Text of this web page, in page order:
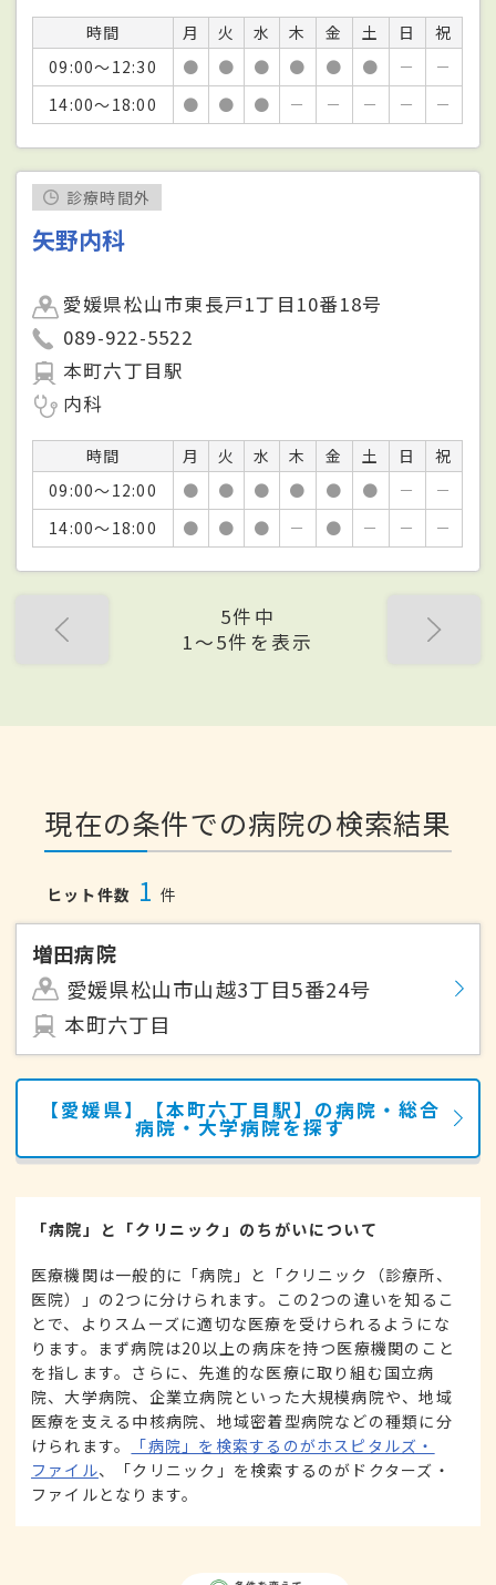
時間 月 火 水 木 金 土 日
祝
09:00～12:30
● ● ● ● ● ● －
－
14:00～18:00
● ● ● － － － － －
診療時間外
矢野内科
愛媛県松山市東長戸1丁目10番18号
089-922-5522
本町六丁目駅
内科
時間 月 火 水 木 金 土 日
祝
09:00～12:00
● ● ● ● ● ● －
－
14:00～18:00
● ● ● － ● － － －
5件中
1〜5件を表示
現在の条件での病院の検索結果
ヒット件数 1 件
増田病院
愛媛県松山市山越3丁目5番24号
本町六丁目
【愛媛県】【本町六丁目駅】の病院・総合
病院・大学病院を探す
「病院」と「クリニック」のちがいについて
医療機関は一般的に「病院」と「クリニック（診療所、
医院）」の2つに分けられます。この2つの違いを知るこ
とで、よりスムーズに適切な医療を受けられるようにな
ります。まず病院は20以上の病床を持つ医療機関のこと
を指します。さらに、先進的な医療に取り組む国立病
院、大学病院、企業立病院といった大規模病院や、地域
医療を支える中核病院、地域密着型病院などの種類に分
けられます。
「病院」を検索するのがホスピタルズ・
ファイル、「クリニック」を検索するのがドクターズ・
ファイルとなります。